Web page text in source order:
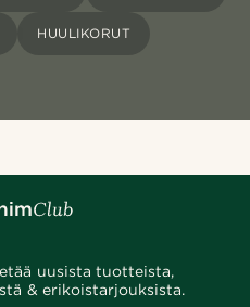
HUULIKORUT
uusista tuotteista,
& erikoistarjouksista.